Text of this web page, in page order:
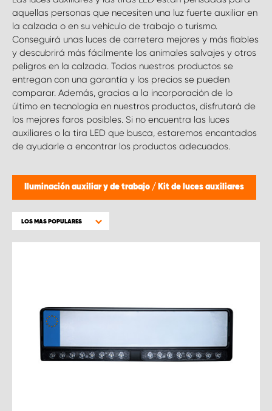
aquellas personas que necesiten una luz fuerte auxiliar en
la calzada o en su vehículo de trabajo o turismo.
Conseguirá unas luces de carretera mejores y más fiables
y descubrirá más fácilmente los animales salvajes y otros
peligros en la calzada. Todos nuestros productos se
entregan con una garantía y los precios se pueden
comparar. Además, gracias a la incorporación de lo
último en tecnología en nuestros productos, disfrutará de
los mejores faros posibles. Si no encuentra las luces
auxiliares o la tira LED que busca, estaremos encantados
de ayudarle a encontrar los productos adecuados.
Iluminación auxiliar y de trabajo / Kit de luces auxiliares
LOS MAS POPULARES